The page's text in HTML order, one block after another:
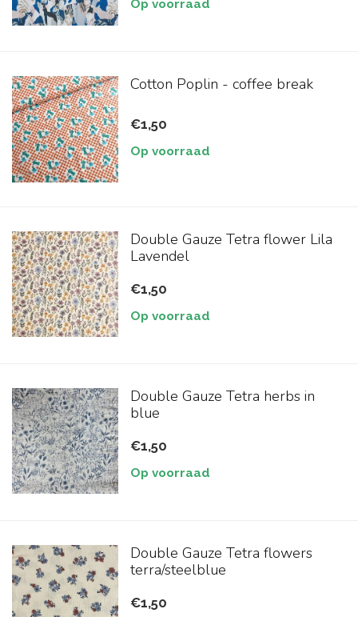
Op voorraad
Cotton Poplin - coffee break
€1,50
Op voorraad
Double Gauze Tetra flower Lila
Lavendel
€1,50
Op voorraad
Double Gauze Tetra herbs in
blue
€1,50
Op voorraad
Double Gauze Tetra flowers
terra/steelblue
€1,50